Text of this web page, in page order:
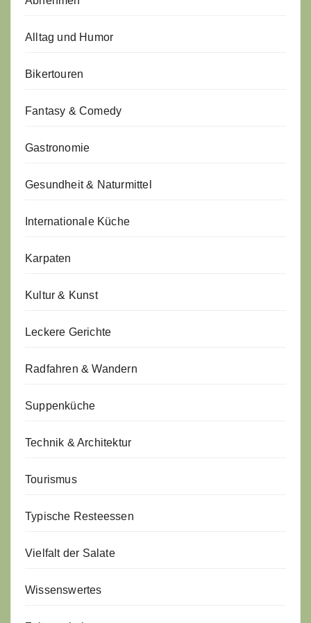
Alltag und Humor
Bikertouren
Fantasy & Comedy
Gastronomie
Gesundheit & Naturmittel
Internationale Küche
Karpaten
Kultur & Kunst
Leckere Gerichte
Radfahren & Wandern
Suppenküche
Technik & Architektur
Tourismus
Typische Resteessen
Vielfalt der Salate
Wissenswertes